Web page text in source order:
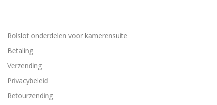
Rolslot onderdelen voor kamerensuite
Betaling
Verzending
Privacybeleid
Retourzending